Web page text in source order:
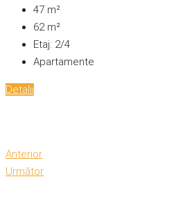
47 m²
62m²
Etaj: 2/4
Apartamente
Detalii
Anterior
Următor